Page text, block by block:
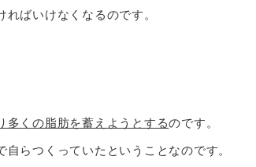
ばいけなくなるのです。
多くの脂肪を蓄えようとするのです。
らつくっていたということなのです。